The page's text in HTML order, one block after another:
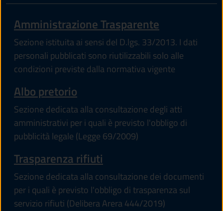
Amministrazione Trasparente
Sezione istituita ai sensi del D.lgs. 33/2013. I dati
personali pubblicati sono riutilizzabili solo alle
condizioni previste dalla normativa vigente
Albo pretorio
Sezione dedicata alla consultazione degli atti
amministrativi per i quali è previsto l'obbligo di
pubblicità legale (Legge 69/2009)
Trasparenza rifiuti
Sezione dedicata alla consultazione dei documenti
per i quali è previsto l'obbligo di trasparenza sul
servizio rifiuti (Delibera Arera 444/2019)